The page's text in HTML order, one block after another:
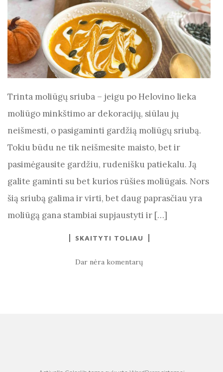
Trinta moliūgų sriuba – jeigu po Helovino lieka
moliūgo minkštimo ar dekoracijų, siūlau jų
neišmesti, o pasigaminti gardžią moliūgų sriubą.
Tokiu būdu ne tik neišmesite maisto, bet ir
pasimėgausite gardžiu, rudenišku patiekalu. Ją
galite gaminti su bet kurios rūšies moliūgais. Nors
šią sriubą galima ir virti, bet daug paprasčiau yra
moliūgą gana stambiai supjaustyti ir […]
SKAITYTI TOLIAU
Dar nėra komentarų